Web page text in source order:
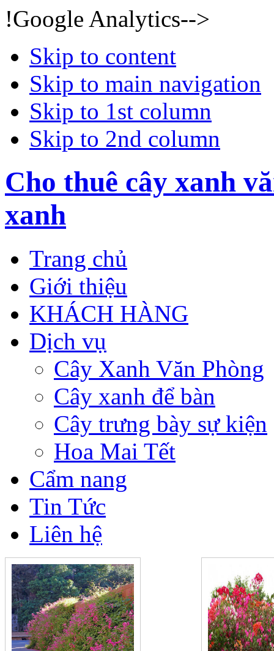
!Google Analytics-->
Skip to content
Skip to main navigation
Skip to 1st column
Skip to 2nd column
Cho thuê cây xanh
xanh
Trang chủ
Giới thiệu
KHÁCH HÀNG
Dịch vụ
Cây Xanh Văn Phòng
Cây xanh để bàn
Cây trưng bày sự kiện
Hoa Mai Tết
Cẩm nang
Tin Tức
Liên hệ